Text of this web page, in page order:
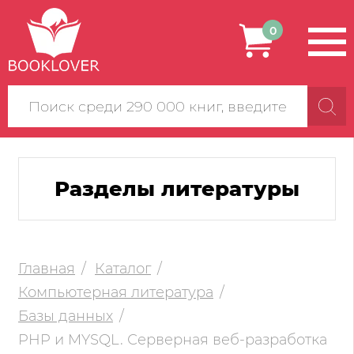
Поиск
по
сайту
0
Разделы литературы
Главная
Каталог
Компьютерная литература
Базы данных
PHP и MYSQL. Серверная веб-разработка